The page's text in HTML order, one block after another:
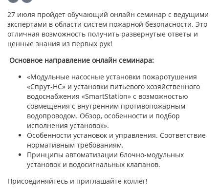
27 июля пройдет обучающий онлайн семинар с ведущими
экспертами в области систем пожарной безопасности. Это
отличная возможность получить развернутые ответы и
ценные знания из первых рук!
Основное направление онлайн семинара:
«Модульные насосные установки пожаротушения
«Спрут-НС» и установки питьевого хозяйственного
водоснабжения «SmartStation» с возможностью
совмещения с внутренним противопожарным
водопроводом. Обзор, особенности и подбор
исполнения установок».
Особенности установок и управления. Соответствие
нормативным требованиям.
Принципы автоматизации блочно-модульных
установок и водосигнальных клапанов.
Присоединяйтесь и приглашайте коллег!